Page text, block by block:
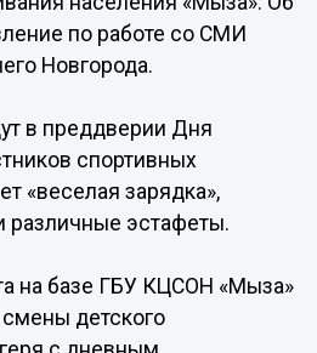
по работе со СМИ
Новгорода.
в преддверии Дня
спортивных
«веселая зарядка»,
различные эстафеты.
на базе ГБУ КЦСОН «Мыза»
детского